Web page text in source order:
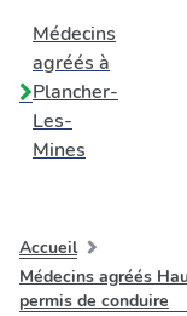
Médecins
agréés à
Plancher-
Les-
Mines
Accueil
Médecins agréés
permis de conduire